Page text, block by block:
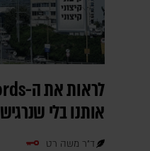
אותנו בלי שנרגיש
ד"ר משה רט